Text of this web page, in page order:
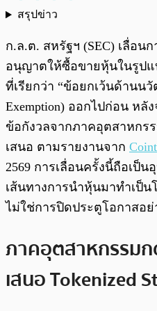
สรุปข่าว
ก.ล.ต. สหรัฐฯ (SEC) เลื่อน
อนุญาตให้ซื้อขายหุ้นในรูปแ
ที่เรียกว่า “ข้อยกเว้นด้านนวั
Exemption) ออกไปก่อน หลั
ข้อกังวลจากภาคอุตสาหกร
เสนอ ตามรายงานจาก
2569 การเลื่อนครั้งนี้ถือเป็
เส้นทางการนำหุ้นมาทำเป็
ไม่ใช่การปิดประตูโอกาสอย่
ภาคอุตสาหกรรมก
เสนอ Tokenized